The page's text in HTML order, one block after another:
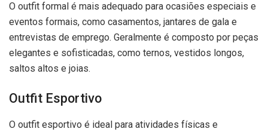
O outfit formal é mais adequado para ocasiões especiais e
eventos formais, como casamentos, jantares de gala e
entrevistas de emprego. Geralmente é composto por peças
elegantes e sofisticadas, como ternos, vestidos longos,
saltos altos e joias.
Outfit Esportivo
O outfit esportivo é ideal para atividades físicas e